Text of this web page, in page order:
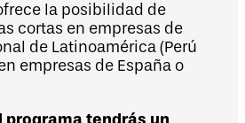
la posibilidad de
cortas en empresas de
de Latinoamérica (Perú
empresas de España o